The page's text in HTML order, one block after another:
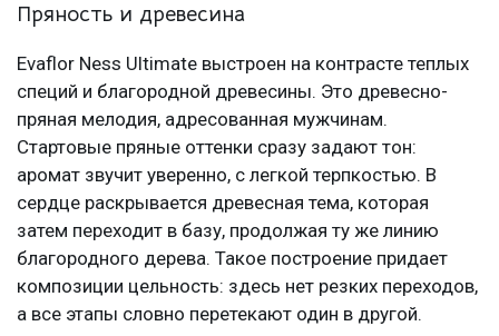
Пряность и древесина
Evaflor Ness Ultimate выстроен на контрасте теплых
специй и благородной древесины. Это древесно-
пряная мелодия, адресованная мужчинам.
Стартовые пряные оттенки сразу задают тон:
аромат звучит уверенно, с легкой терпкостью. В
сердце раскрывается древесная тема, которая
затем переходит в базу, продолжая ту же линию
благородного дерева. Такое построение придает
композиции цельность: здесь нет резких переходов,
а все этапы словно перетекают один в другой.